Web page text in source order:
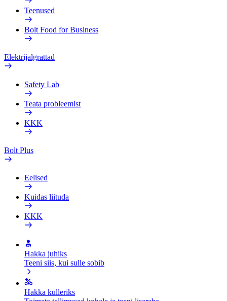
Teenused
Bolt Food for Business
Elektrijalgrattad
Safety Lab
Teata probleemist
KKK
Bolt Plus
Eelised
Kuidas liituda
KKK
Hakka juhiks
Teeni siis, kui sulle sobib
Hakka kulleriks